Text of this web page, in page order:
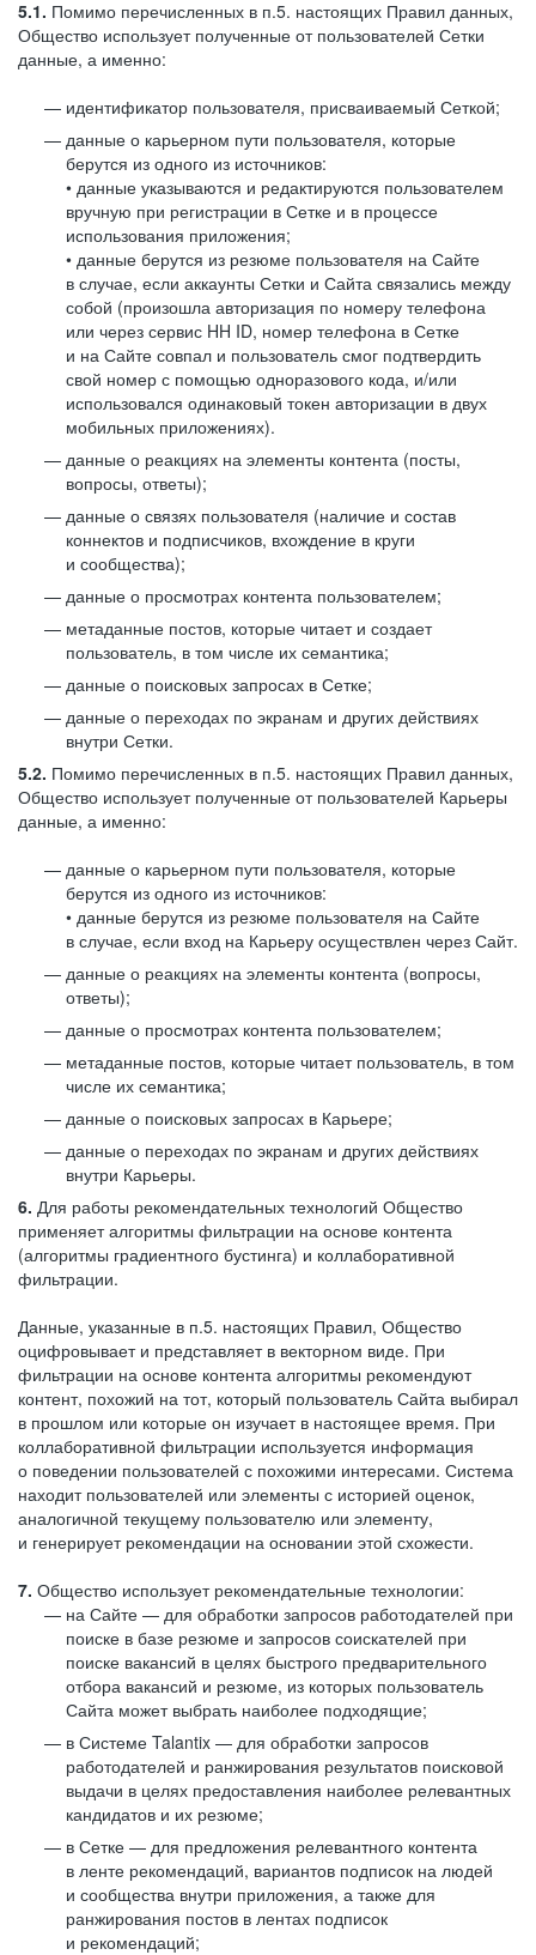
5.1. Помимо перечисленных в п.5. настоящих Правил данных,
Общество использует полученные от пользователей Сетки
данные, а именно:
идентификатор пользователя, присваиваемый Сеткой;
данные о карьерном пути пользователя, которые
берутся из одного из источников:
• данные указываются и редактируются пользователем
вручную при регистрации в Сетке и в процессе
использования приложения;
• данные берутся из резюме пользователя на Сайте
в случае, если аккаунты Сетки и Сайта связались между
собой (произошла авторизация по номеру телефона
или через сервис HH ID, номер телефона в Сетке
и на Сайте совпал и пользователь смог подтвердить
свой номер с помощью одноразового кода, и/или
использовался одинаковый токен авторизации в двух
мобильных приложениях).
данные о реакциях на элементы контента (посты,
вопросы, ответы);
данные о связях пользователя (наличие и состав
коннектов и подписчиков, вхождение в круги
и сообщества);
данные о просмотрах контента пользователем;
метаданные постов, которые читает и создает
пользователь, в том числе их семантика;
данные о поисковых запросах в Сетке;
данные о переходах по экранам и других действиях
внутри Сетки.
5.2. Помимо перечисленных в п.5. настоящих Правил данных,
Общество использует полученные от пользователей Карьеры
данные, а именно:
данные о карьерном пути пользователя, которые
берутся из одного из источников:
• данные берутся из резюме пользователя на Сайте
в случае, если вход на Карьеру осуществлен через Сайт.
данные о реакциях на элементы контента (вопросы,
ответы);
данные о просмотрах контента пользователем;
метаданные постов, которые читает пользователь, в том
числе их семантика;
данные о поисковых запросах в Карьере;
данные о переходах по экранам и других действиях
внутри Карьеры.
6. Для работы рекомендательных технологий Общество
применяет алгоритмы фильтрации на основе контента
(алгоритмы градиентного бустинга) и коллаборативной
фильтрации.
Данные, указанные в п.5. настоящих Правил, Общество
оцифровывает и представляет в векторном виде. При
фильтрации на основе контента алгоритмы рекомендуют
контент, похожий на тот, который пользователь Сайта выбирал
в прошлом или которые он изучает в настоящее время. При
коллаборативной фильтрации используется информация
о поведении пользователей с похожими интересами. Система
находит пользователей или элементы с историей оценок,
аналогичной текущему пользователю или элементу,
и генерирует рекомендации на основании этой схожести.
7. Общество использует рекомендательные технологии:
на Сайте — для обработки запросов работодателей при
поиске в базе резюме и запросов соискателей при
поиске вакансий в целях быстрого предварительного
отбора вакансий и резюме, из которых пользователь
Сайта может выбрать наиболее подходящие;
в Системе Talantix — для обработки запросов
работодателей и ранжирования результатов поисковой
выдачи в целях предоставления наиболее релевантных
кандидатов и их резюме;
в Сетке — для предложения релевантного контента
в ленте рекомендаций, вариантов подписок на людей
и сообщества внутри приложения, а также для
ранжирования постов в лентах подписок
и рекомендаций;